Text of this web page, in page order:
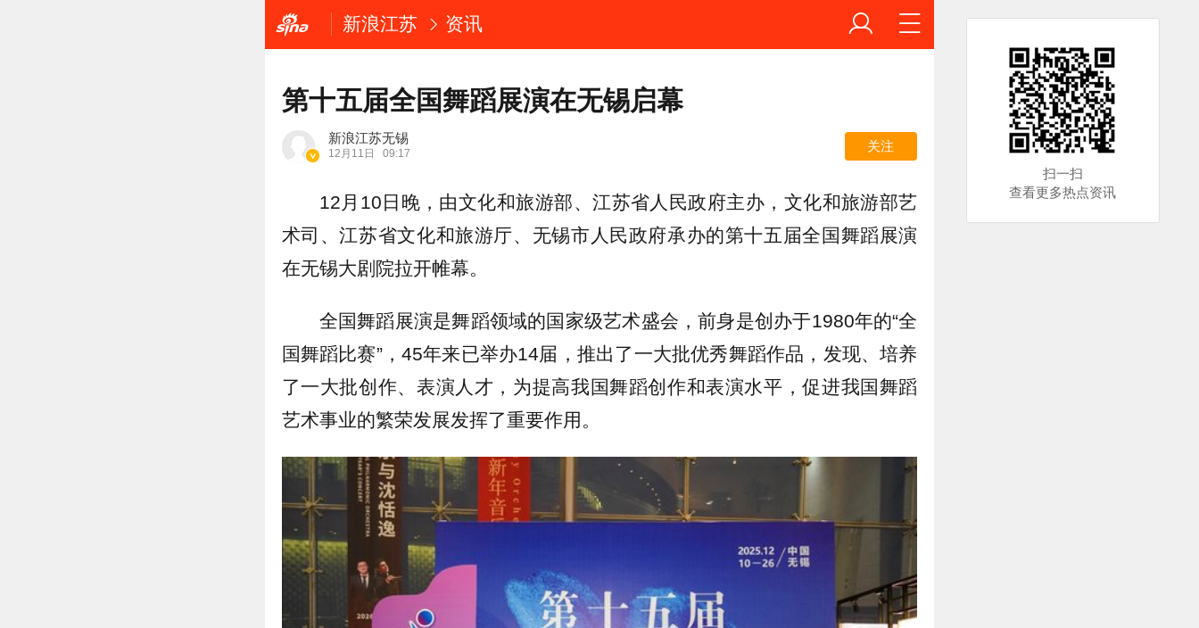
新浪江苏 资讯
第十五届全国舞蹈展演在无锡启幕
新浪江苏无锡
12月11日 09:17
关注
12月10日晚，由文化和旅游部、江苏省人民政府主办，文化和旅游部艺
术司、江苏省文化和旅游厅、无锡市人民政府承办的第十五届全国舞蹈展演
在无锡大剧院拉开帷幕。
全国舞蹈展演是舞蹈领域的国家级艺术盛会，前身是创办于1980年的“全
国舞蹈比赛”，45年来已举办14届，推出了一大批优秀舞蹈作品，发现、培养
了一大批创作、表演人才，为提高我国舞蹈创作和表演水平，促进我国舞蹈
艺术事业的繁荣发展发挥了重要作用。
扫一扫
查看更多热点资讯